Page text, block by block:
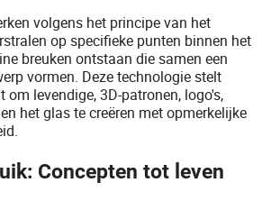
volgens het principe van het
op specifieke punten binnen het
breuken ontstaan die samen een
vormen. Deze technologie stelt
om levendige, 3D-patronen, logo's,
het glas te creëren met opmerkelijke
Concepten tot leven